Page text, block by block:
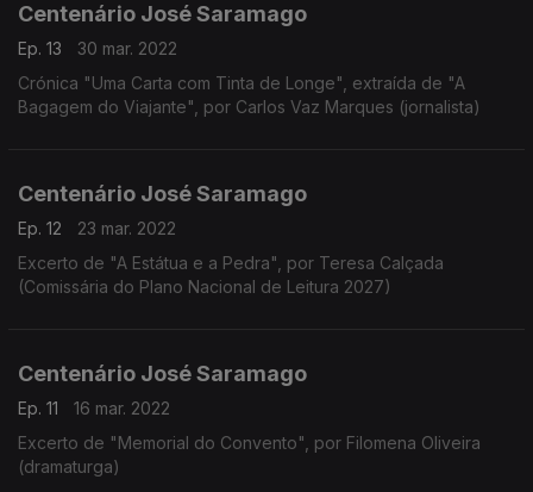
Centenário José Saramago
Ep. 13
30 mar. 2022
Crónica "Uma Carta com Tinta de Longe", extraída de "A
Bagagem do Viajante", por Carlos Vaz Marques (jornalista)
Centenário José Saramago
Ep. 12
23 mar. 2022
Excerto de "A Estátua e a Pedra", por Teresa Calçada
(Comissária do Plano Nacional de Leitura 2027)
Centenário José Saramago
Ep. 11
16 mar. 2022
Excerto de "Memorial do Convento", por Filomena Oliveira
(dramaturga)